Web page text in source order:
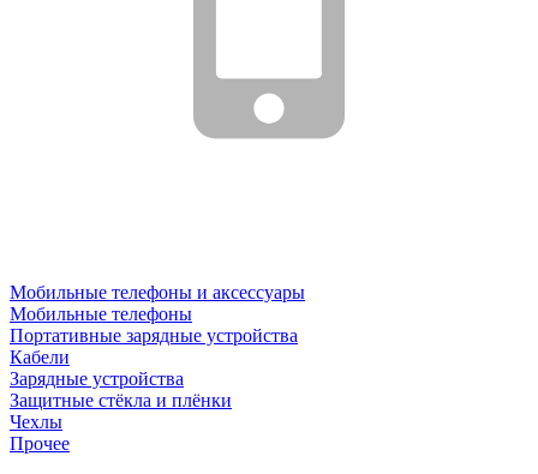
Мобильные телефоны и аксессуары
Мобильные телефоны
Портативные зарядные устройства
Кабели
Зарядные устройства
Защитные стёкла и плёнки
Чехлы
Прочее